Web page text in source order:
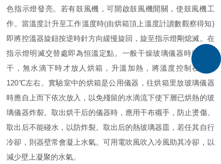
色指示燈發亮。若有鼓風機，可開啟鼓風機開關，使鼓風機工
作。當溫度計升至工作溫度時(由烘箱頂上溫度計讀數觀察得知)
即將控溫器旋鈕按逆時針方向緩慢旋回，旋至指示燈剛熄滅。在
指示燈明滅交替處即為恒溫定點。一般干燥玻璃儀器時應先瀝
干，無水滴下時才放人烘箱，升溫加熱，將溫度控制在100-
120℃左右。實驗室中的烘箱是公用儀器，往烘箱里放玻璃儀器
時應自上而下依次放入，以免殘留的水滴流下使下層已烘熱的玻
璃儀器炸裂。取出烘干后的儀器時，應用干布襯手，防止燙傷。
取出后不能碰水，以防炸裂。取出后的熱玻璃器皿，若任其自行
冷卻，則器壁常會凝上水氣。可用電吹風吹入冷風助其冷卻，以
減少壁上凝聚的水氣。